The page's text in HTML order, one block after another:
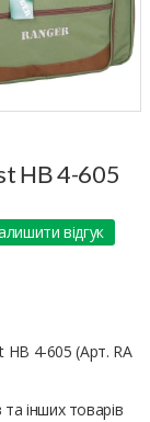
НВ 4-605
відгук
НВ 4-605 (Арт. RA
інших товарів